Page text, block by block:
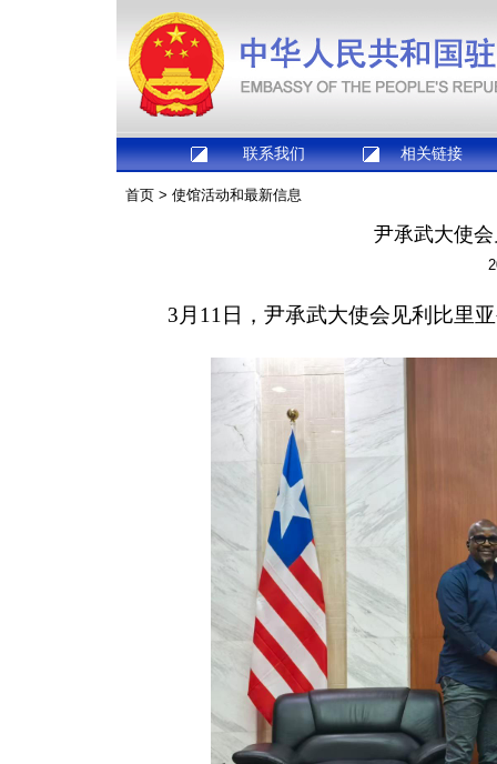
联系我们 相关链接
首页 > 使馆活动和最新信息
尹承武大使
3月11日，尹承武大使会见利比里